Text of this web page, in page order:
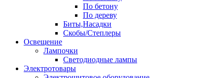
По бетону
По дереву
Биты,Насадки
Скобы/Степлеры
Освещение
Лампочки
Светодиодные лампы
Электротовары